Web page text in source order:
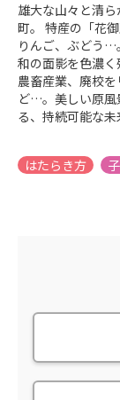
雄大な山々と清
町。 特産の「花
りんご、ぶどう…
和の面影を色濃
農畜産業、廃校
ど…。美しい原風
る、持続可能な未